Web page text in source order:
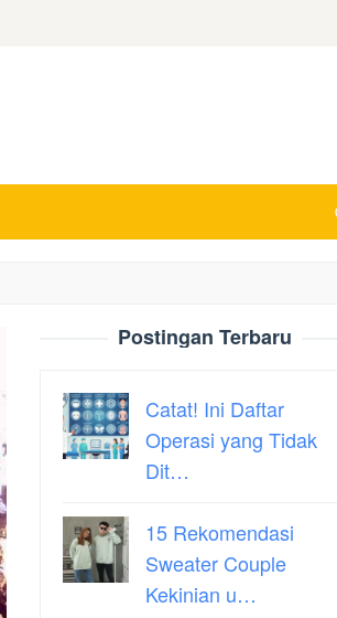
Postingan Terbaru
Catat! Ini Daftar
Operasi yang Tidak
Dit…
15 Rekomendasi
Sweater Couple
Kekinian u…